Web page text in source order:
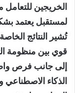
الخريجين للتعامل
لمستقبل يعتمد
تُشير النتائج
قوي بين منظومة
إلى جانب فرص
الذكاء